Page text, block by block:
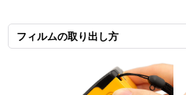
フィルムの取り出し方